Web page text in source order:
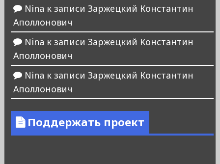
Nina к записи Заржецкий Константин
Аполлонович
Nina к записи Заржецкий Константин
Аполлонович
Nina к записи Заржецкий Константин
Аполлонович
Поддержать проект